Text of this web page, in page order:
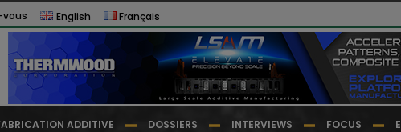
English Français
ADDITIVE DOSSIERS INTERVIEWS FOCUS